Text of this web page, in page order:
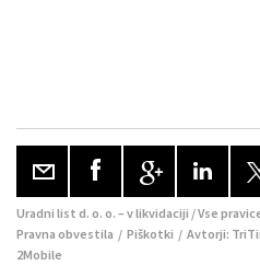
Uradni list d. o. o. – v likvidaciji / Vse
Pravna obvestila / Piškotki / Avtorji:
2Mobile